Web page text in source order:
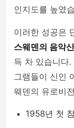
인지도를 높였
이러한 성공은
스웨덴의 음악
득 차 있습니다
그램들이 신인
웨덴의 유로비
1958년 첫